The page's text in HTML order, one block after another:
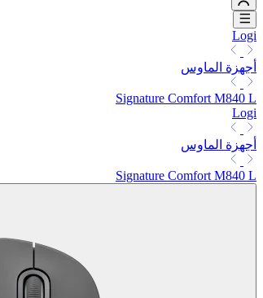
Logi
أجهزة الماوس
Signature Comfort M840 L
Logi
أجهزة الماوس
Signature Comfort M840 L